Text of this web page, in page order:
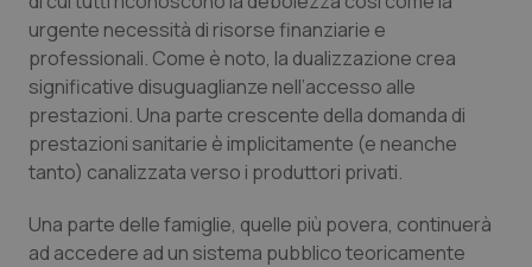
urgente necessità di risorse finanziarie e
professionali. Come è noto, la dualizzazione crea
significative disuguaglianze nell’accesso alle
prestazioni. Una parte crescente della domanda di
prestazioni sanitarie è implicitamente (e neanche
tanto) canalizzata verso i produttori privati.
Una parte delle famiglie, quelle più povera, continuerà
ad accedere ad un sistema pubblico teoricamente